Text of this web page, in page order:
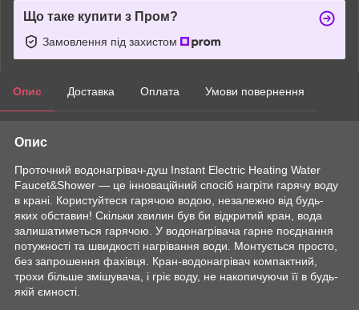
Що таке купити з Пром?
Замовлення під захистом
Опис Доставка Оплата Умови повернення
Опис
Проточний водонагрівач-душ Instant Electric Heating Water
Faucet&Shower — це інноваційний спосіб нагріти гарячу воду
в крані. Користуйтеся гарячою водою, незалежно від будь-
яких обставин! Скільки хвилин був би відкритий кран, вода
залишатиметься гарячою. У водонагрівача гарне поєднання
потужності та швидкості нагрівання води. Монтується просто,
без запрошення фахівця. Кран-водонагрівач компактний,
трохи більше змішувача, і гріє воду, не накопичуючи її в будь-
якій ємності.